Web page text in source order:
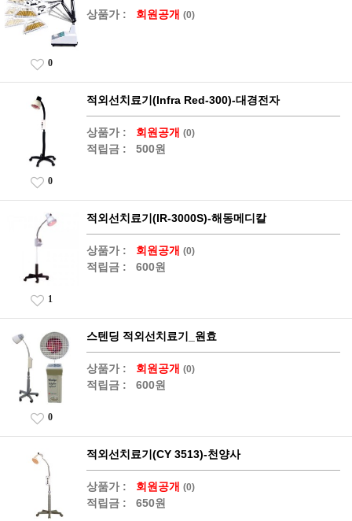
상품가 : 회원공개 (0)
0
적외선치료기(Infra Red-300)-대경전자
상품가 : 회원공개 (0)
적립금 : 500원
0
적외선치료기(IR-3000S)-해동메디칼
상품가 : 회원공개 (0)
적립금 : 600원
1
스텐딩 적외선치료기_원효
상품가 : 회원공개 (0)
적립금 : 600원
0
적외선치료기(CY 3513)-천양사
상품가 : 회원공개 (0)
적립금 : 650원